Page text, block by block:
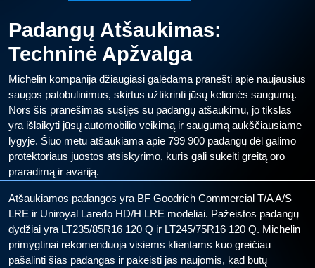
Padangų Atšaukimas:
Techninė Apžvalga
Michelin kompanija džiaugiasi galėdama pranešti apie naujausius
saugos patobulinimus, skirtus užtikrinti jūsų kelionės saugumą.
Nors šis pranešimas susijęs su padangų atšaukimu, jo tikslas
yra išlaikyti jūsų automobilio veikimą ir saugumą aukščiausiame
lygyje. Šiuo metu atšaukiama apie 799 900 padangų dėl galimo
protektoriaus juostos atsiskyrimo, kuris gali sukelti greitą oro
praradimą ir avariją.
Atšaukiamos padangos yra BF Goodrich Commercial T/A A/S
LRE ir Uniroyal Laredo HD/H LRE modeliai. Pažeistos padangų
dydžiai yra LT235/85R16 120 Q ir LT245/75R16 120 Q. Michelin
primygtinai rekomenduoja visiems klientams kuo greičiau
pašalinti šias padangas ir pakeisti jas naujomis, kad būtų